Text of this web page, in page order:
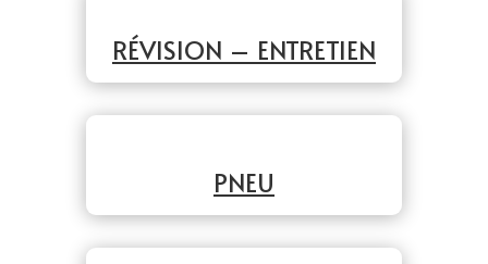
RÉVISION – ENTRETIEN
PNEU